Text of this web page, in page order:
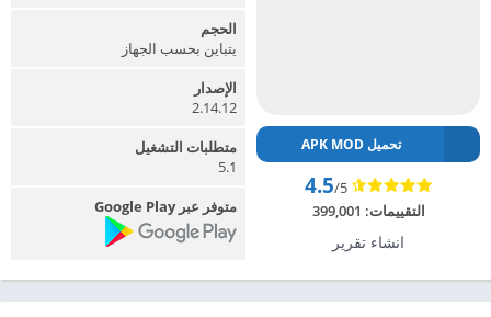
تحميل APK MOD
4.5/5
التقييمات: 399,001
انشاء تقرير
الحجم
يتباين بحسب الجهاز
الإصدار
2.14.12
متطلبات التشغيل
5.1
متوفر عبر Google Play